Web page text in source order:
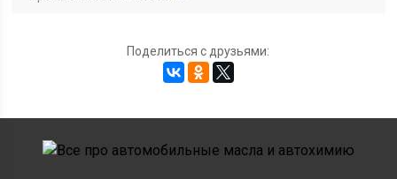
Поделиться с друзьями: